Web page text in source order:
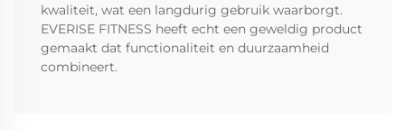
kwaliteit, wat een langdurig gebruik waarborgt.
EVERISE FITNESS heeft echt een geweldig product
gemaakt dat functionaliteit en duurzaamheid
combineert.